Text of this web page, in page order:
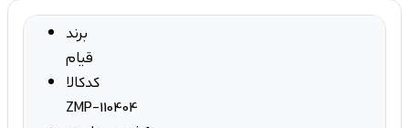
برند
قیام
کدکالا
ZMP-110404